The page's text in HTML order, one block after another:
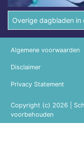
Overige dagbladen in
Copyright (c) 2026 |
voorbehouden
Algemene voorwaarden
Disclaimer
Privacy Statement